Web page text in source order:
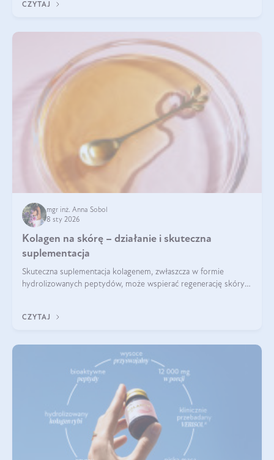
osłabienie włosów.
CZYTAJ
mgr inż. Anna Sobol
8 sty 2026
Kolagen na skórę – działanie i skuteczna
suplementacja
Skuteczna suplementacja kolagenem, zwłaszcza w formie
hydrolizowanych peptydów, może wspierać regenerację skóry i
CZYTAJ